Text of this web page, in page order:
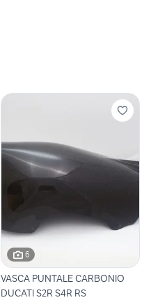
6
VASCA PUNTALE CARBONIO
DUCATI S2R S4R RS